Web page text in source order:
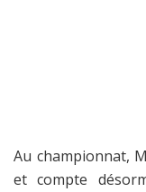
Au championnat,
et compte